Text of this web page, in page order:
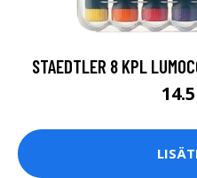
STAEDTLER 8 KPL